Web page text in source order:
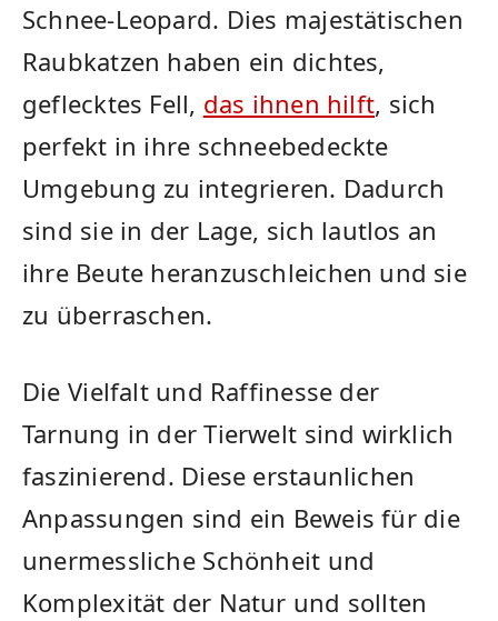
Schnee-Leopard. ​Dies ⁤majestätischen
Raubkatzen haben ​ein ⁢dichtes,
geflecktes Fell, das ihnen hilft, sich
perfekt in ihre schneebedeckte
Umgebung ⁢zu integrieren. Dadurch
sind sie in der Lage,‍ sich⁤ lautlos ⁣an
ihre Beute‍ heranzuschleichen und sie
zu​ überraschen.
Die ⁤Vielfalt und Raffinesse der
Tarnung in der Tierwelt ⁣sind wirklich⁤
faszinierend. Diese erstaunlichen
Anpassungen sind ein Beweis für⁣ die
unermessliche⁢ Schönheit und​
Komplexität der Natur und sollten